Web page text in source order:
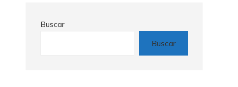
Buscar
Buscar